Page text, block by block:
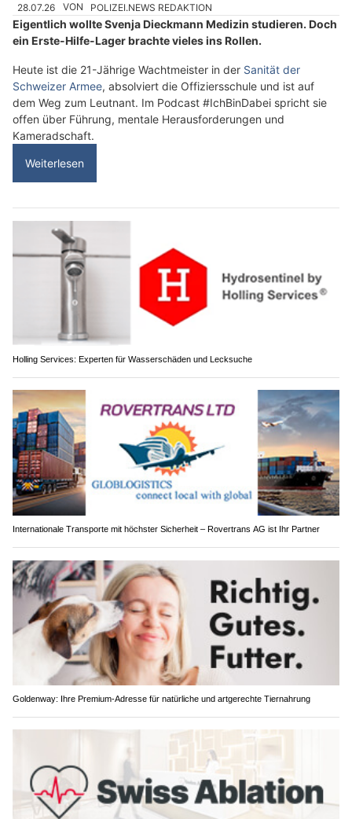
28.07.26 VON POLIZEI.NEWS REDAKTION
Eigentlich wollte Svenja Dieckmann Medizin studieren. Doch
ein Erste-Hilfe-Lager brachte vieles ins Rollen.
Heute ist die 21-Jährige Wachtmeister in der Sanität der
Schweizer Armee, absolviert die Offiziersschule und ist auf
dem Weg zum Leutnant. Im Podcast #IchBinDabei spricht sie
offen über Führung, mentale Herausforderungen und
Kameradschaft.
Weiterlesen
Holling Services: Experten für Wasserschäden und Lecksuche
Internationale Transporte mit höchster Sicherheit – Rovertrans AG ist Ihr Partner
Goldenway: Ihre Premium-Adresse für natürliche und artgerechte Tiernahrung